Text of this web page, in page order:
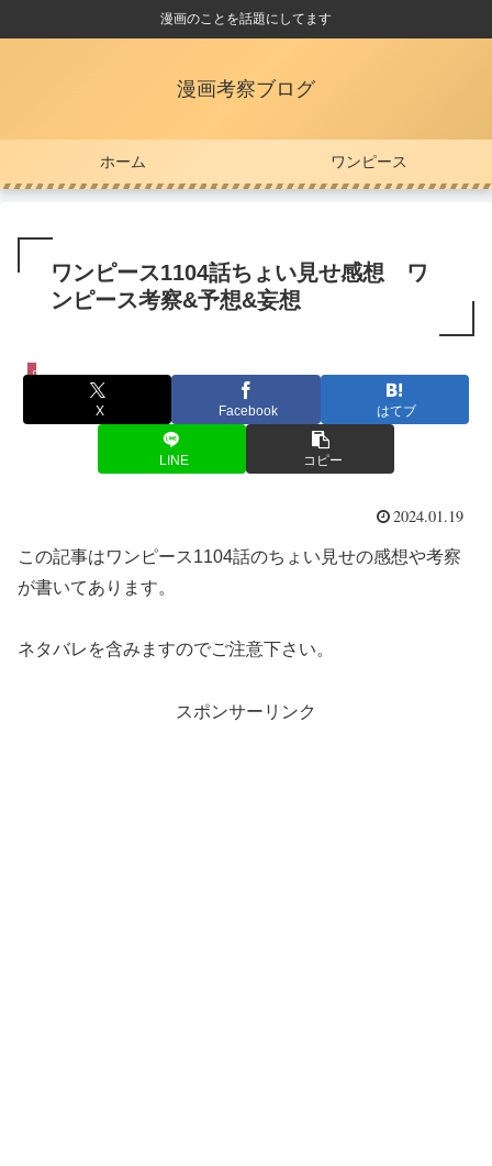
漫画のことを話題にしてます
漫画考察ブログ
ホーム ワンピース
ワンピース1104話ちょい見せ感想 ワ
ンピース考察&予想&妄想
ワンピース
X Facebook はてブ
LINE コピー
2024.01.19
この記事はワンピース1104話のちょい見せの感想や考察
が書いてあります。
ネタバレを含みますのでご注意下さい。
スポンサーリンク